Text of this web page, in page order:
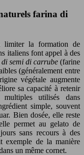
farina di
limiter la formation de
italiens font appel à des
semi di carrube (farine
(généralement entre
végétale augmente
sa capacité à retenir
multiples utilisés dans
simple, souvent
Bien dosée, elle reste
permet au gelato de
sans recours à des
exemple de la manière
un même cornet.